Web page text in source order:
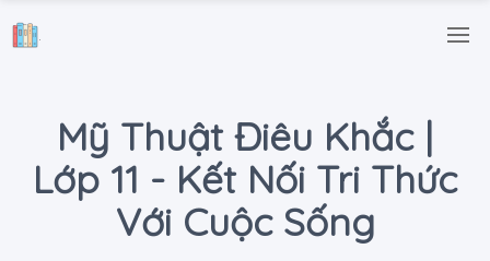
.
Mỹ Thuật Điêu Khắc |
Lớp 11 - Kết Nối Tri Thức
Với Cuộc Sống